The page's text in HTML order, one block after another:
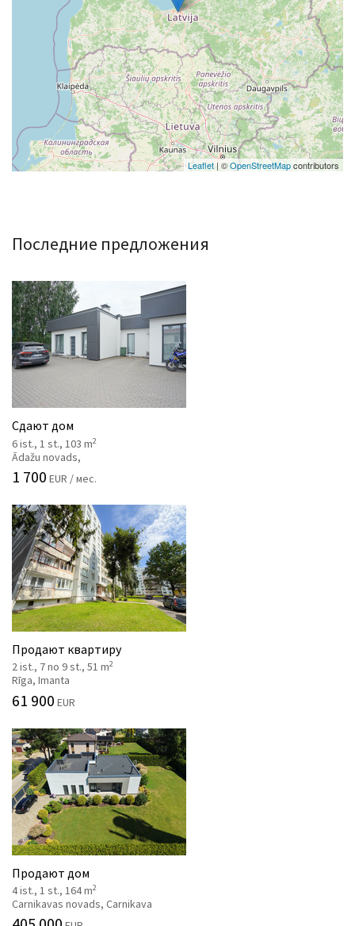
Leaflet | ©OpenStreetMapcontributors
Последние предложения
Сдают дом
6 ist., 1 st., 103 m2
Ādažu novads,
1 700 EUR / мес.
Продают квартиру
2 ist., 7 no 9 st., 51 m2
Rīga, Imanta
61 900 EUR
Продают дом
4 ist., 1 st., 164 m2
Carnikavas novads, Carnikava